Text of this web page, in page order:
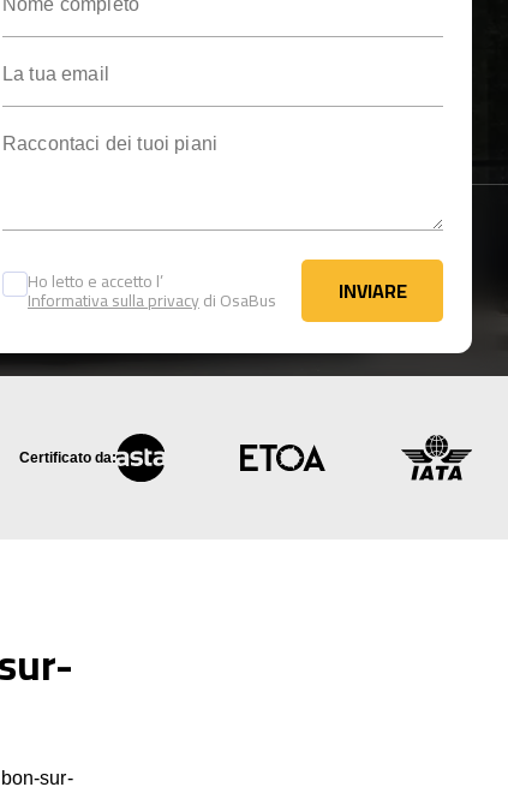
Ho letto e accetto l’
Informativa sulla privacydi OsaBus INVIARE
INVIARE
Certificato da:
sur-